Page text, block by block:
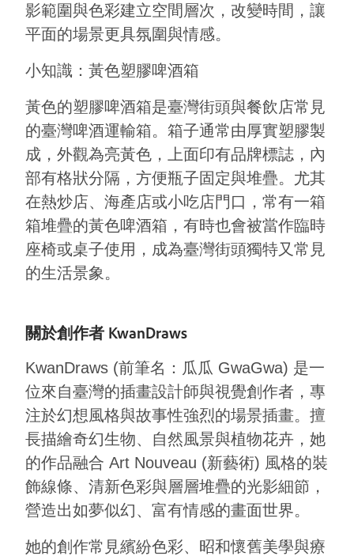
影範圍與色彩建立空間層次，改變時間，讓
平面的場景更具氛圍與情感。
小知識：黃色塑膠啤酒箱
黃色的塑膠啤酒箱是臺灣街頭與餐飲店常見
的臺灣啤酒運輸箱。箱子通常由厚實塑膠製
成，外觀為亮黃色，上面印有品牌標誌，內
部有格狀分隔，方便瓶子固定與堆疊。尤其
在熱炒店、海產店或小吃店門口，常有一箱
箱堆疊的黃色啤酒箱，有時也會被當作臨時
座椅或桌子使用，成為臺灣街頭獨特又常見
的生活景象。
關於創作者 KwanDraws
KwanDraws (前筆名：瓜瓜 GwaGwa) 是一
位來自臺灣的插畫設計師與視覺創作者，專
注於幻想風格與故事性強烈的場景插畫。擅
長描繪奇幻生物、自然風景與植物花卉，她
的作品融合 Art Nouveau (新藝術) 風格的裝
飾線條、清新色彩與層層堆疊的光影細節，
營造出如夢似幻、富有情感的畫面世界。
她的創作常見繽紛色彩、昭和懷舊美學與療